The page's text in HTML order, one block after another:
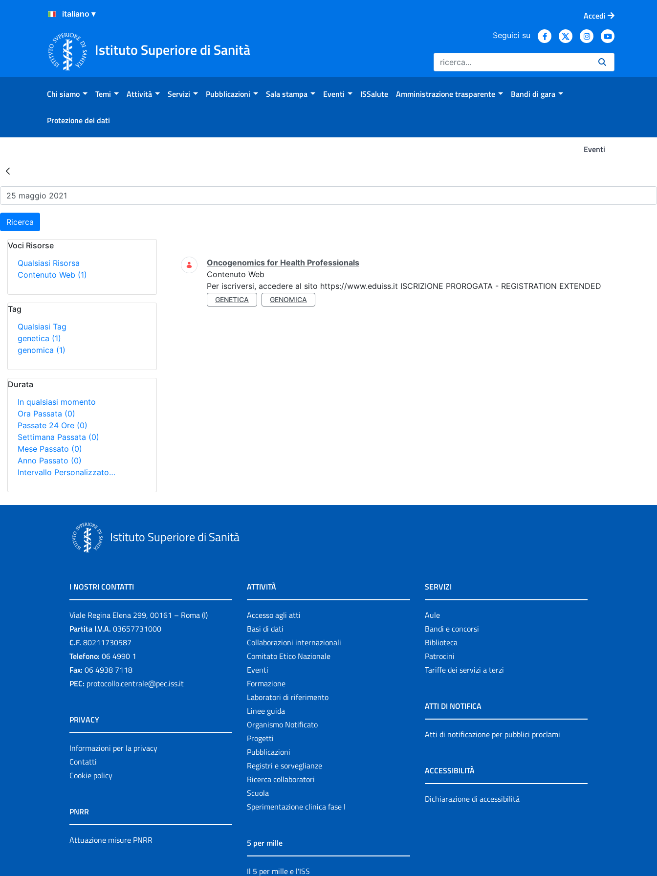
Salta al Contenuto
Salta al Footer
Accedi
Istituto Superiore di Sanità
Seguici su
Chi siamo Temi Attività Servizi Pubblicazioni Sala stampa Eventi ISSalute Amministrazione trasparente Bandi di gara
Protezione dei dati
Eventi
Risultati della Ricerca - Eventi
Ricerca
Voci Risorse
Qualsiasi Risorsa
Contenuto Web (1)
Tag
Qualsiasi Tag
genetica (1)
genomica (1)
Durata
In qualsiasi momento
Ora Passata (0)
Passate 24 Ore (0)
Settimana Passata (0)
Mese Passato (0)
Anno Passato (0)
Intervallo Personalizzato…
Ricerca
Oncogenomics for Health Professionals
Contenuto Web
Per iscriversi, accedere al sito https://www.eduiss.it ISCRIZIONE PROROGATA - REGISTRATION EXTENDED
GENETICA GENOMICA
Istituto Superiore di Sanità
I NOSTRI CONTATTI
Viale Regina Elena 299, 00161 – Roma (I)
Partita I.V.A. 03657731000
C.F. 80211730587
Telefono: 06 4990 1
Fax: 06 4938 7118
PEC: protocollo.centrale@pec.iss.it
PRIVACY
Informazioni per la privacy
Contatti
Cookie policy
PNRR
Attuazione misure PNRR
ATTIVITÀ
Accesso agli atti
Basi di dati
Collaborazioni internazionali
Comitato Etico Nazionale
Eventi
Formazione
Laboratori di riferimento
Linee guida
Organismo Notificato
Progetti
Pubblicazioni
Registri e sorveglianze
Ricerca collaboratori
Scuola
Sperimentazione clinica fase I
5 per mille
Il 5 per mille e l'ISS
SERVIZI
Aule
Bandi e concorsi
Biblioteca
Patrocini
Tariffe dei servizi a terzi
ATTI DI NOTIFICA
Atti di notificazione per pubblici proclami
ACCESSIBILITÀ
Dichiarazione di accessibilità